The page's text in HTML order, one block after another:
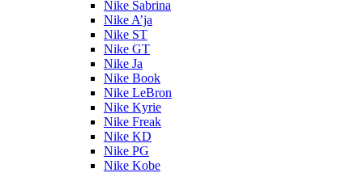
Nike Sabrina
Nike A’ja
Nike ST
Nike GT
Nike Ja
Nike Book
Nike LeBron
Nike Kyrie
Nike Freak
Nike KD
Nike PG
Nike Kobe